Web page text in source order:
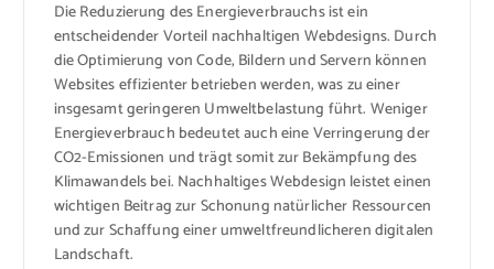
Die Reduzierung des Energieverbrauchs ist ein
entscheidender Vorteil nachhaltigen Webdesigns. Durch
die Optimierung von Code, Bildern und Servern können
Websites effizienter betrieben werden, was zu einer
insgesamt geringeren Umweltbelastung führt. Weniger
Energieverbrauch bedeutet auch eine Verringerung der
CO2-Emissionen und trägt somit zur Bekämpfung des
Klimawandels bei. Nachhaltiges Webdesign leistet einen
wichtigen Beitrag zur Schonung natürlicher Ressourcen
und zur Schaffung einer umweltfreundlicheren digitalen
Landschaft.